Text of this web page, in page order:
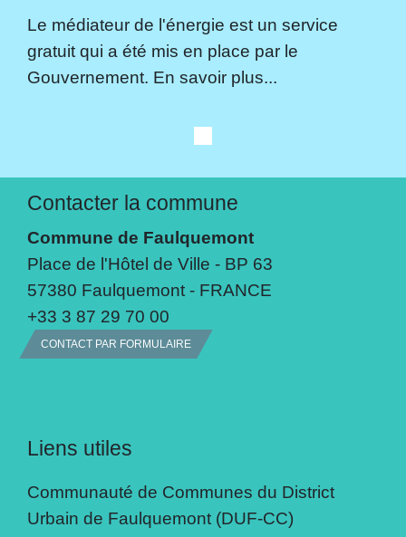
Le médiateur de l'énergie est un service
gratuit qui a été mis en place par le
Gouvernement. En savoir plus...
Contacter la commune
Commune de Faulquemont
Place de l'Hôtel de Ville - BP 63
57380 Faulquemont - FRANCE
+33 3 87 29 70 00
CONTACT PAR FORMULAIRE
Liens utiles
Communauté de Communes du District
Urbain de Faulquemont (DUF-CC)